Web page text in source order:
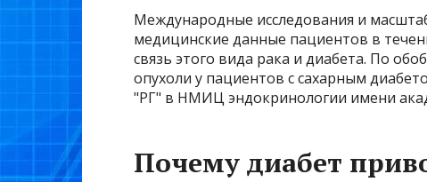
Международные исследования и
медицинские данные пациентов в
связь этого вида рака и диабета. По
опухоли у пациентов с сахарным
"РГ" в НМИЦ эндокринологии имени
Почему диабет